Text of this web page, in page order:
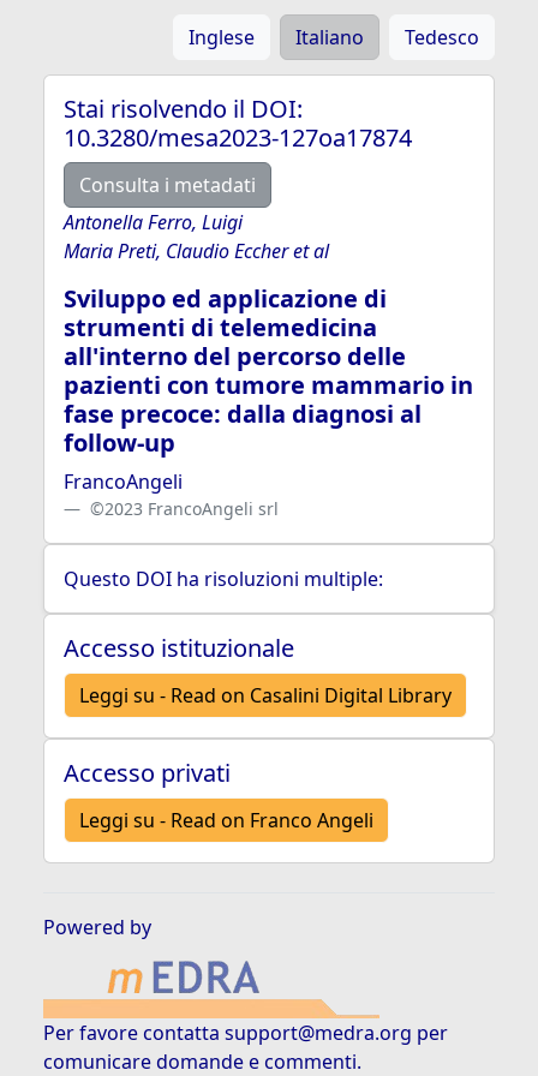
Inglese Italiano Tedesco
Stai risolvendo il DOI:
10.3280/mesa2023-127oa17874
Consulta i metadati
Antonella Ferro, Luigi
Maria Preti, Claudio Eccher et al
Sviluppo ed applicazione di
strumenti di telemedicina
all'interno del percorso delle
pazienti con tumore mammario in
fase precoce: dalla diagnosi al
follow-up
FrancoAngeli
©2023 FrancoAngeli srl
Questo DOI ha risoluzioni multiple:
Accesso istituzionale
Leggi su - Read on Casalini Digital Library
Accesso privati
Leggi su - Read on Franco Angeli
Powered by
Per favore contatta support@medra.org per
comunicare domande e commenti.